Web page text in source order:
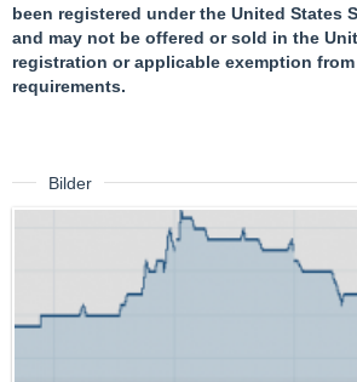
been registered under the United States
and may not be offered or sold in the
registration or applicable exemption
requirements.
Bilder